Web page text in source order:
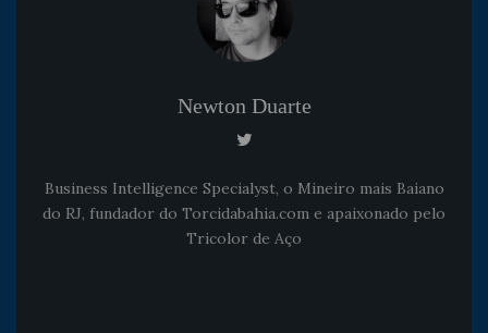
Newton Duarte
Business Intelligence Specialyst, o Mineiro mais Baiano
do RJ, fundador do Torcidabahia.com e apaixonado pelo
Tricolor de Aço